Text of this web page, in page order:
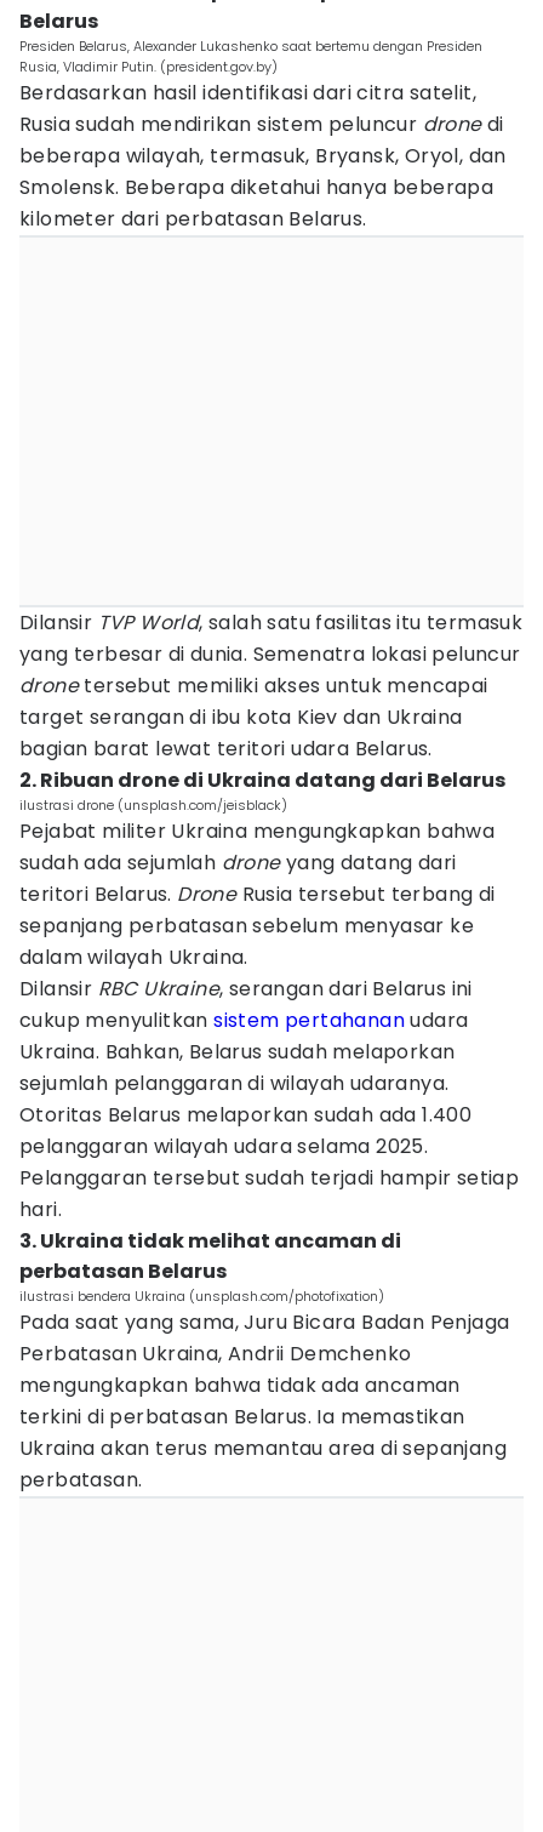
Belarus
Presiden Belarus, Alexander Lukashenko saat bertemu dengan Presiden
Rusia, Vladimir Putin. (president.gov.by)
Berdasarkan hasil identifikasi dari citra satelit,
Rusia sudah mendirikan sistem peluncur dronedi
beberapa wilayah, termasuk, Bryansk, Oryol, dan
Smolensk. Beberapa diketahui hanya beberapa
kilometer dari perbatasan Belarus.
Dilansir TVP World, salah satu fasilitas itu termasuk
yang terbesar di dunia. Semenatra lokasi peluncur
dronetersebut memiliki akses untuk mencapai
target serangan di ibu kota Kiev dan Ukraina
bagian barat lewat teritori udara Belarus.
2. Ribuan drone di Ukraina datang dari Belarus
ilustrasi drone (unsplash.com/jeisblack)
Pejabat militer Ukraina mengungkapkan bahwa
sudah ada sejumlah droneyang datang dari
teritori Belarus. DroneRusia tersebut terbang di
sepanjang perbatasan sebelum menyasar ke
dalam wilayah Ukraina.
Dilansir RBC Ukraine, serangan dari Belarus ini
cukup menyulitkansistem pertahananudara
Ukraina. Bahkan, Belarus sudah melaporkan
sejumlah pelanggaran di wilayah udaranya.
Otoritas Belarus melaporkan sudah ada 1.400
pelanggaran wilayah udara selama 2025.
Pelanggaran tersebut sudah terjadi hampir setiap
hari.
3. Ukraina tidak melihat ancaman di
perbatasan Belarus
ilustrasi bendera Ukraina (unsplash.com/photofixation)
Pada saat yang sama, Juru Bicara Badan Penjaga
Perbatasan Ukraina, Andrii Demchenko
mengungkapkan bahwa tidak ada ancaman
terkini di perbatasan Belarus. Ia memastikan
Ukraina akan terus memantau area di sepanjang
perbatasan.